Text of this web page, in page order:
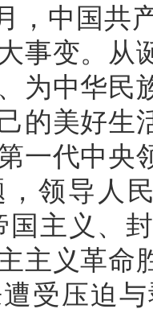
，中国共
事变。从
为中华民
的美好生
一代中央
领导人
国主义、
主义革命
受压迫